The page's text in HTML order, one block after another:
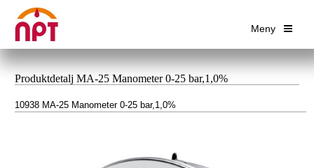
Meny
Produktdetalj MA-25 Manometer 0-25 bar,1,0%
10938 MA-25 Manometer 0-25 bar,1,0%